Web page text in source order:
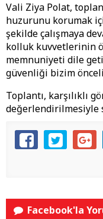
Vali Ziya Polat,
huzurunu korumak
şekilde çalışmaya
kolluk kuvvetlerinin
memnuniyeti dile
güvenliği bizim
Toplantı, karşılıklı
değerlendirilmesiyle
Facebook'la